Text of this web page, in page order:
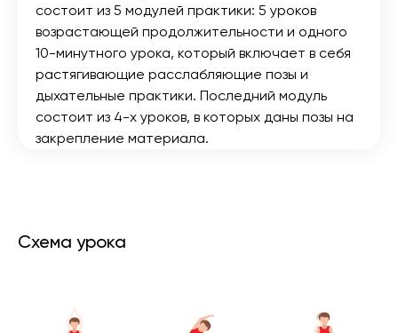
состоит из 5 модулей практики: 5 уроков
возрастающей продолжительности и одного
10-минутного урока, который включает в себя
растягивающие расслабляющие позы и
дыхательные практики. Последний модуль
состоит из 4-х уроков, в которых даны позы на
закрепление материала.
Схема урока